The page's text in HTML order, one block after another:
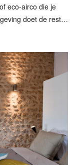
eco-airco die je
doet de rest…